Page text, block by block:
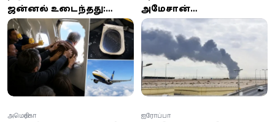
ஜன்னல் உடைந்தது:
காற்றால் வெளியே
இழுத்த பயணி -
நூலிழையில் உயிர்
தப்பினார்!
அமேசான்
தரவுத்தளத்தின் மீது
ஏவுகணைத் தாக்குதல்:
ஈரானின் இஸ்லாமிய
புரட்சிகர காவல்படை
உரிமை கோரல்
அமெரிக்கா ஐரோப்பா